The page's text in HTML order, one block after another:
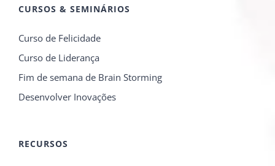
CURSOS & SEMINÁRIOS
Curso de Felicidade
Curso de Liderança
Fim de semana de Brain Storming
Desenvolver Inovações
RECURSOS